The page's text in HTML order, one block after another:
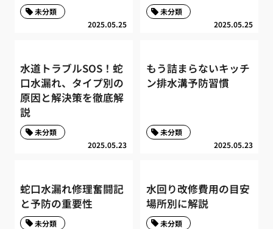
2025.05.25
未分類
2025.05.25
未分類
水道トラブルSOS！蛇
口水漏れ、タイプ別の
原因と解決策を徹底解
説
2025.05.23
未分類
もう詰まらないキッチ
ン排水溝予防習慣
2025.05.23
未分類
蛇口水漏れ修理奮闘記
と予防の重要性
未分類
水回り改修費用の目安
場所別に解説
未分類